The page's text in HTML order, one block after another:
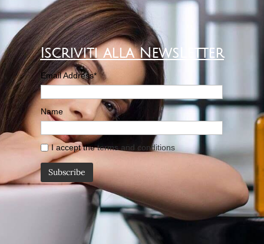
Iscriviti alla NewsLetter
Email Address*
Name
I accept theterms and conditions